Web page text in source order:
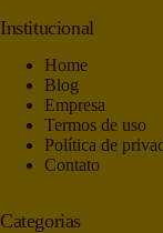
Institucional
Home
Blog
Empresa
Termos de uso
Política de
Contato
Categorias